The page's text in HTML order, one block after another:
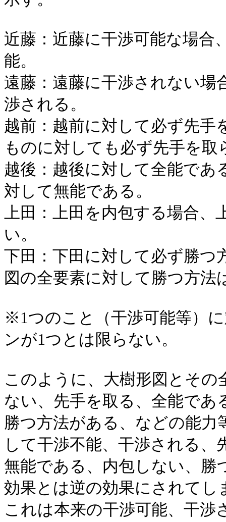
近藤：近藤に干渉可能な場合
能。
遠藤：遠藤に干渉されない場
渉される。
越前：越前に対して必ず先手
ものに対しても必ず先手を取
越後：越後に対して全能であ
対して無能である。
上田：上田を内包する場合、
い。
下田：下田に対して必ず勝つ
図の全要素に対して勝つ方法
※1つのこと（干渉可能等）
ンが1つとは限らない。
このように、大樹形図とその
ない、先手を取る、全能であ
勝つ方法がある、などの能力
して干渉不能、干渉される、
無能である、内包しない、
効果とは逆の効果にされてし
これは本来の干渉可能、干渉